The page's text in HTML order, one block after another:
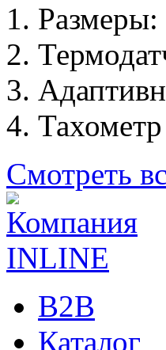
Тахометр
Смотреть
B2B
Каталог